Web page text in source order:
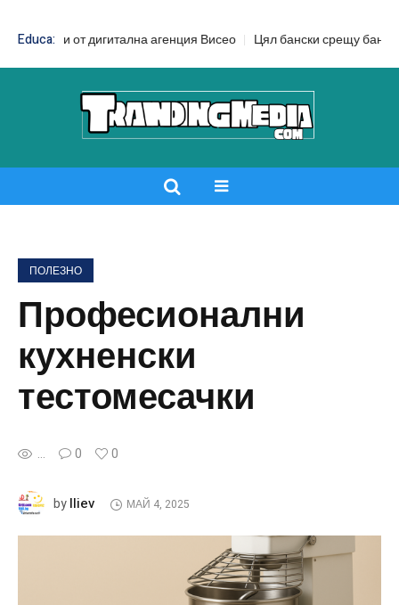
Educa: агенция Висео Цял бански срещу бански от две
ПОЛЕЗНО
Професионални
кухненски
тестомесачки
... 0 0
byIliev МАЙ 4, 2025